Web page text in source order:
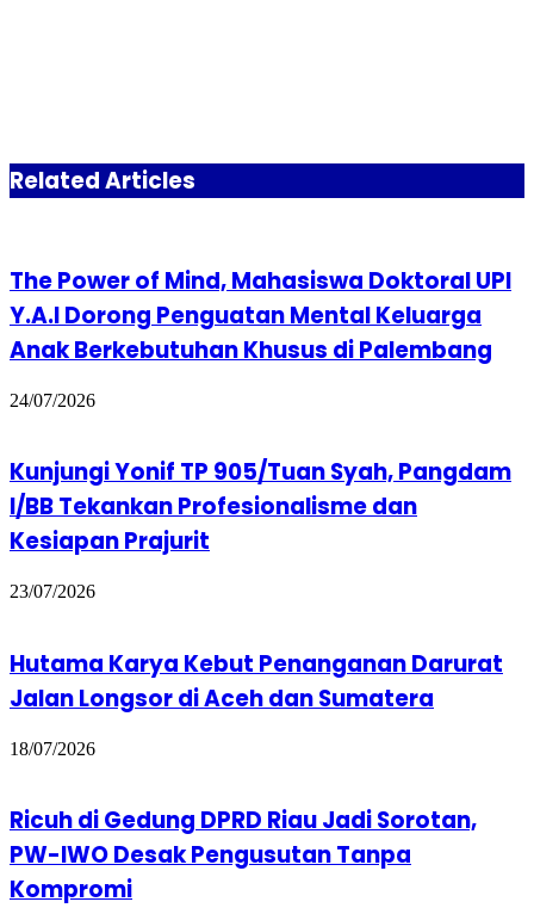
Related Articles
The Power of Mind, Mahasiswa Doktoral UPI
Y.A.I Dorong Penguatan Mental Keluarga
Anak Berkebutuhan Khusus di Palembang
24/07/2026
Kunjungi Yonif TP 905/Tuan Syah, Pangdam
I/BB Tekankan Profesionalisme dan
Kesiapan Prajurit
23/07/2026
Hutama Karya Kebut Penanganan Darurat
Jalan Longsor di Aceh dan Sumatera
18/07/2026
Ricuh di Gedung DPRD Riau Jadi Sorotan,
PW-IWO Desak Pengusutan Tanpa
Kompromi